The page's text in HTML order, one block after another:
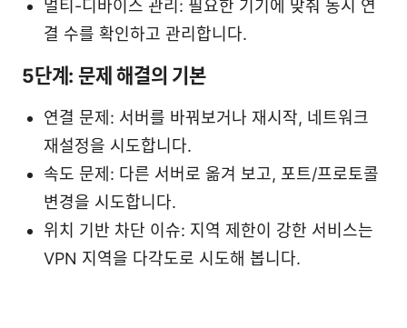
멀티-디바이스 관리: 필요한 기기에 맞춰 동시 연
결 수를 확인하고 관리합니다.
5단계: 문제 해결의 기본
연결 문제: 서버를 바꿔보거나 재시작, 네트워크
재설정을 시도합니다.
속도 문제: 다른 서버로 옮겨 보고, 포트/프로토콜
변경을 시도합니다.
위치 기반 차단 이슈: 지역 제한이 강한 서비스는
VPN 지역을 다각도로 시도해 봅니다.